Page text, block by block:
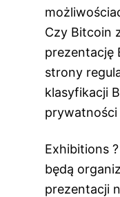
Czy Bitcoin
prezentację
strony
klasyfikacji
prywatności
Exhibitions
będą
prezentacji